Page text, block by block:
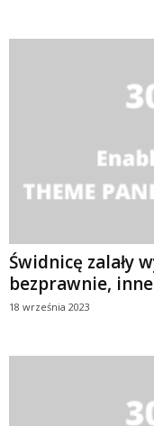
Świdnicę zalały
bezprawnie,
18 września 2023